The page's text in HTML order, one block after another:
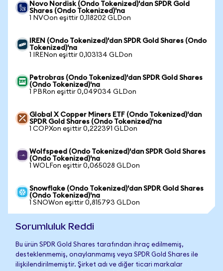
Novo Nordisk (Ondo Tokenized)'dan SPDR Gold
Shares (Ondo Tokenized)'na
1 NVOon eşittir 0,118202 GLDon
IREN (Ondo Tokenized)'dan SPDR Gold Shares (Ondo
Tokenized)'na
1 IRENon eşittir 0,103134 GLDon
Petrobras (Ondo Tokenized)'dan SPDR Gold Shares
(Ondo Tokenized)'na
1 PBRon eşittir 0,049034 GLDon
Global X Copper Miners ETF (Ondo Tokenized)'dan
SPDR Gold Shares (Ondo Tokenized)'na
1 COPXon eşittir 0,222391 GLDon
Wolfspeed (Ondo Tokenized)'dan SPDR Gold Shares
(Ondo Tokenized)'na
1 WOLFon eşittir 0,065028 GLDon
Snowflake (Ondo Tokenized)'dan SPDR Gold Shares
(Ondo Tokenized)'na
1 SNOWon eşittir 0,815793 GLDon
Sorumluluk Reddi
Bu ürün SPDR Gold Shares tarafından ihraç edilmemiş,
desteklenmemiş, onaylanmamış veya SPDR Gold Shares ile
ilişkilendirilmemiştir. Şirket adı ve diğer ticari markalar